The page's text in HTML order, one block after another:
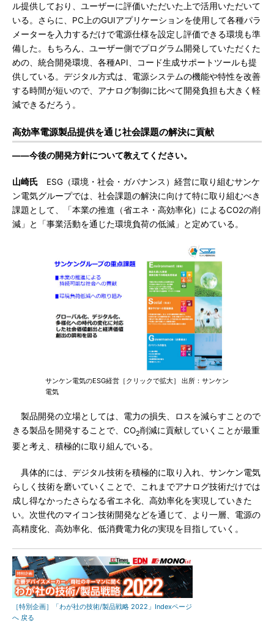
ル提供しており、ユーザーに評価いただいた上で活用いただいて
いる。さらに、PC上のGUIアプリケーションを使用して各種パラ
メーターを入力するだけで電源仕様を設定し評価できる環境も準
備した。もちろん、ユーザー側でプログラム開発していただくた
めの、統合開発環境、各種API、コード生成サポートツールも提
供している。デジタル方式は、電源システムの機能や特性を改善
する時間が短いので、アナログ制御に比べて開発負担も大きく軽
減できるだろう。
高効率電源製品提供を通じ社会課題の解決に貢献
――今後の開発方針について教えてください。
山崎氏 ESG（環境・社会・ガバナンス）経営に取り組むサンケ
ン電気グループでは、社会課題の解決に向けて特に取り組むべき
課題として、「本業の推進（省エネ・高効率化）によるCO2の削
減」と「事業活動を通じた環境負荷の低減」と定めている。
サンケン電気のESG経営［クリックで拡大］ 出所：サンケン
電気
製品開発の立場としては、電力の損失、ロスを減らすことので
きる製品を開発することで、CO2削減に貢献していくことが最重
要と考え、積極的に取り組んでいる。
具体的には、デジタル技術を積極的に取り入れ、サンケン電気
らしく技術を磨いていくことで、これまでアナログ技術だけでは
成し得なかったさらなる省エネ化、高効率化を実現していきた
い。次世代のマイコン技術開発などを通じて、より一層、電源の
高精度化、高効率化、低消費電力化の実現を目指していく。
［特別企画］「わが社の技術/製品戦略 2022」Indexページ
へ 戻る